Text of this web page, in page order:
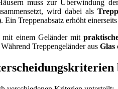
muss zur Überwindung
wird dabei als
Ein Treppenabsatz erhöht
mit einem Geländer mit
Treppengeländer aus Glas